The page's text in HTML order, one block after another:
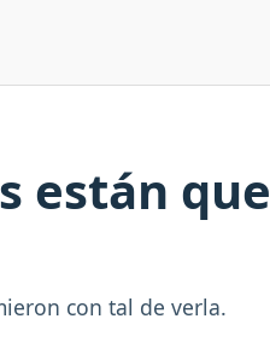
están
con tal de verla.